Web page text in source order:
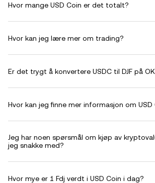
Hvor mange USD Coin er det totalt?
Hvor kan jeg lære mer om trading?
Er det trygt å konvertere USDC til DJF på
Hvor kan jeg finne mer informasjon om USD
Jeg har noen spørsmål om kjøp av
jeg snakke med?
Hvor mye er 1 Fdj verdt i USD Coin i dag?